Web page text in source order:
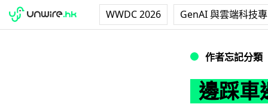
WWDC 2026 GenAI 與雲端科技
作者忘記分類
邊踩車